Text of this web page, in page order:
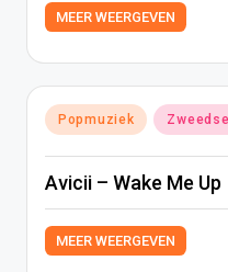
MEER WEERGEVEN
Geplaatst
in
Popmuziek
Avicii – Wake Me Up
MEER WEERGEVEN